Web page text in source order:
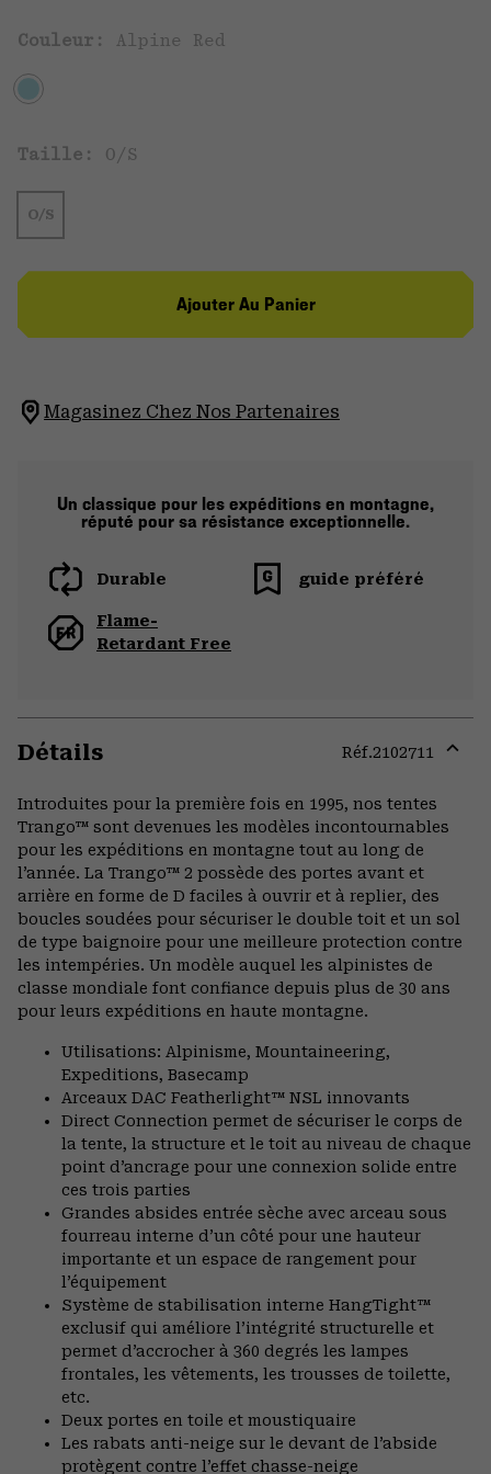
Couleur: Alpine Red
Taille: O/S
O/S
Ajouter Au Panier
Magasinez Chez Nos Partenaires
Un classique pour les expéditions en montagne,
réputé pour sa résistance exceptionnelle.
Durable guide préféré
Flame-
Retardant Free
Détails Réf.2102711
Introduites pour la première fois en 1995, nos tentes
Trango™ sont devenues les modèles incontournables
pour les expéditions en montagne tout au long de
l’année. La Trango™ 2 possède des portes avant et
arrière en forme de D faciles à ouvrir et à replier, des
boucles soudées pour sécuriser le double toit et un sol
de type baignoire pour une meilleure protection contre
les intempéries. Un modèle auquel les alpinistes de
classe mondiale font confiance depuis plus de 30 ans
pour leurs expéditions en haute montagne.
Utilisations: Alpinisme, Mountaineering,
Expeditions, Basecamp
Arceaux DAC Featherlight™ NSL innovants
Direct Connection permet de sécuriser le corps de
la tente, la structure et le toit au niveau de chaque
point d’ancrage pour une connexion solide entre
ces trois parties
Grandes absides entrée sèche avec arceau sous
fourreau interne d’un côté pour une hauteur
importante et un espace de rangement pour
l’équipement
Système de stabilisation interne HangTight™
exclusif qui améliore l’intégrité structurelle et
permet d’accrocher à 360 degrés les lampes
frontales, les vêtements, les trousses de toilette,
etc.
Deux portes en toile et moustiquaire
Les rabats anti-neige sur le devant de l’abside
protègent contre l’effet chasse-neige